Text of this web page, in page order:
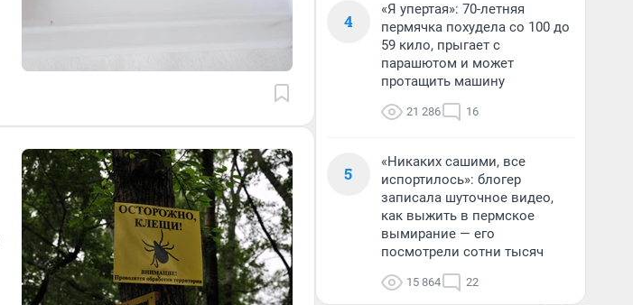
4
«Я упертая»: 70-летняя
пермячка похудела со 100 до
59 кило, прыгает с
парашютом и может
протащить машину
21 286 16
5
«Никаких сашими, все
испортилось»: блогер
записала шуточное видео,
как выжить в пермское
вымирание — его
посмотрели сотни тысяч
15 864 22